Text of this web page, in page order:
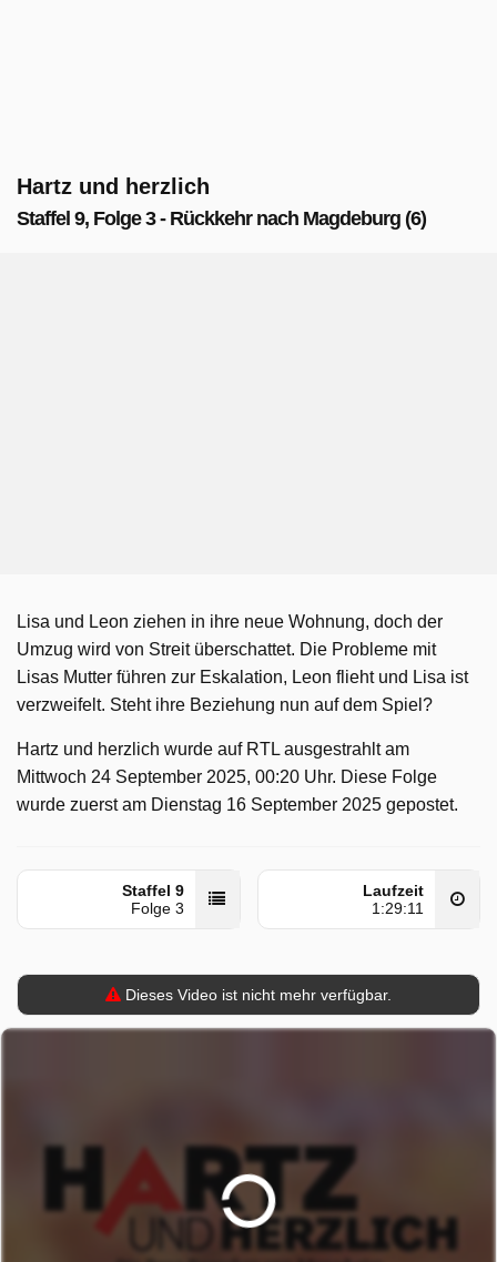
Hartz und herzlich
Staffel 9, Folge 3 - Rückkehr nach Magdeburg (6)
Lisa und Leon ziehen in ihre neue Wohnung, doch der
Umzug wird von Streit überschattet. Die Probleme mit
Lisas Mutter führen zur Eskalation, Leon flieht und Lisa ist
verzweifelt. Steht ihre Beziehung nun auf dem Spiel?
Hartz und herzlich wurde auf RTL ausgestrahlt am
Mittwoch 24 September 2025, 00:20 Uhr. Diese Folge
wurde zuerst am Dienstag 16 September 2025 gepostet.
Staffel 9
Folge 3
Laufzeit
1:29:11
Dieses Video ist nicht mehr verfügbar.